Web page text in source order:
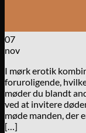
07
nov
I mørk erotik
foruroligende,
møder du blandt
ved at invitere
møde manden, der
[…]